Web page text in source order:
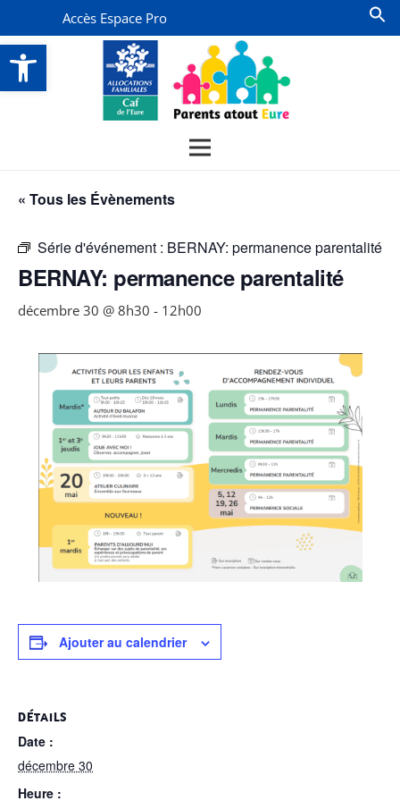
Ouvrir la barre d’outils
Accès Espace Pro
« Tous les Évènements
Série d'événement : BERNAY: permanence parentalité
BERNAY: permanence parentalité
décembre 30 @ 8h30 - 12h00
Ajouter au calendrier
DÉTAILS
Date :
décembre 30
Heure :